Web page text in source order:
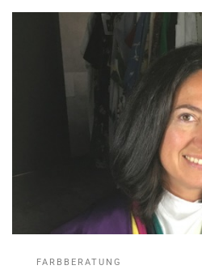
FARBBERATUNG